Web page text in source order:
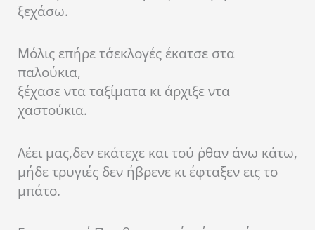
ξεχάσω.
Μόλις επήρε τσ΄εκλογές έκατσε στα
παλούκια,
ξέχασε ντα ταξίματα κι άρχιξε ντα
χαστούκια.
Λέει μας,δεν εκάτεχε και τού ΄ρθαν άνω κάτω,
μήδε τρυγιές δεν ήβρενε κι έφταξεν εις το
μπάτο.